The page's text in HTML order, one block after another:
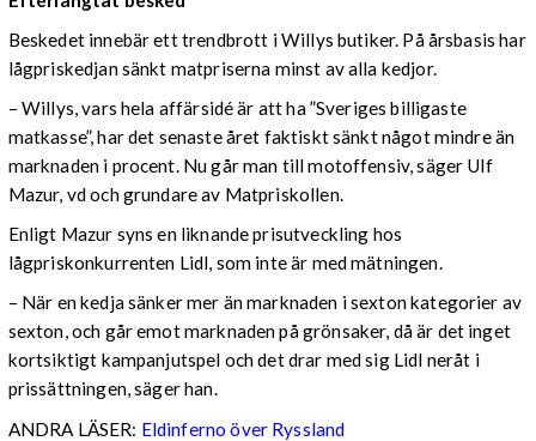
Beskedet innebär ett trendbrott i Willys butiker. På årsbasis har
lågpriskedjan sänkt matpriserna minst av alla kedjor.
– Willys, vars hela affärsidé är att ha ”Sveriges billigaste
matkasse”, har det senaste året faktiskt sänkt något mindre än
marknaden i procent. Nu går man till motoffensiv, säger Ulf
Mazur, vd och grundare av Matpriskollen.
Enligt Mazur syns en liknande prisutveckling hos
lågpriskonkurrenten Lidl, som inte är med mätningen.
– När en kedja sänker mer än marknaden i sexton kategorier av
sexton, och går emot marknaden på grönsaker, då är det inget
kortsiktigt kampanjutspel och det drar med sig Lidl neråt i
prissättningen, säger han.
ANDRA LÄSER: Eldinferno över Ryssland